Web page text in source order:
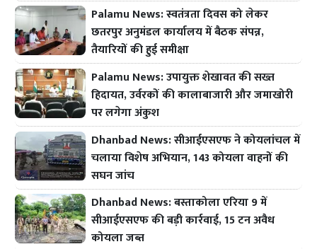
Palamu News: स्वतंत्रता दिवस को लेकर
छतरपुर अनुमंडल कार्यालय में बैठक संपन्न,
तैयारियों की हुई समीक्षा
Palamu News: उपायुक्त शेखावत की सख्त
हिदायत, उर्वरकों की कालाबाजारी और जमाखोरी
पर लगेगा अंकुश
Dhanbad News: सीआईएसएफ ने कोयलांचल में
चलाया विशेष अभियान, 143 कोयला वाहनों की
सघन जांच
Dhanbad News: बस्ताकोला एरिया 9 में
सीआईएसएफ की बड़ी कार्रवाई, 15 टन अवैध
कोयला जब्त